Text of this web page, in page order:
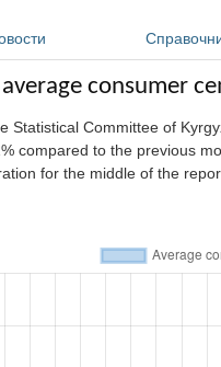
consumer
Statistical Committee of
compared to the previous
for the middle of the